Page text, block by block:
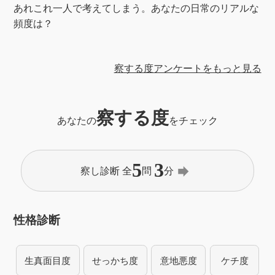
あれこれ一人で考えてしまう。あなたの日常のリアルな
頻度は？
察する度アンケートをもっと見る
あなたの察する度をチェック
察し診断 全5問 3分 forward
性格診断
生真面目度 せっかち度 意地悪度 ケチ度